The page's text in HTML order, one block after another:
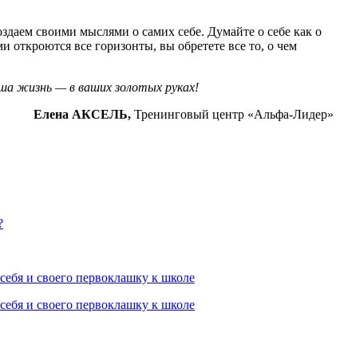
своими мыслями о самих себе. Думайте о себе как о
откроются все горизонты, вы обретете все то, о чем
жизнь — в ваших золотых руках!
Елена АКСЕЛЬ, Тренинговый центр «Альфа-Лидер»
и своего первоклашку к школе
и своего первоклашку к школе